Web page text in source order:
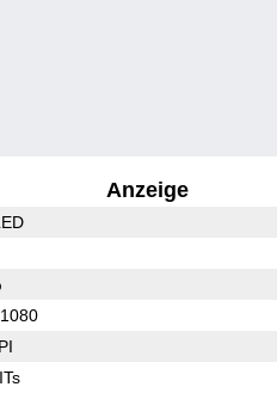
Anzeige